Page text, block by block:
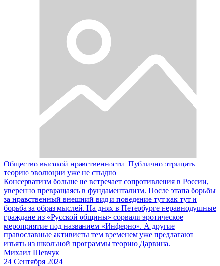
Общество высокой нравственности. Публично отрицать
теорию эволюции уже не стыдно
Консерватизм больше не встречает сопротивления в России,
уверенно превращаясь в фундаментализм. После этапа борьбы
за нравственный внешний вид и поведение тут как тут и
борьба за образ мыслей. На днях в Петербурге неравнодушные
граждане из «Русской общины» сорвали эротическое
мероприятие под названием «Инферно». А другие
православные активисты тем временем уже предлагают
изъять из школьной программы теорию Дарвина.
Михаил Шевчук
24 Сентября 2024